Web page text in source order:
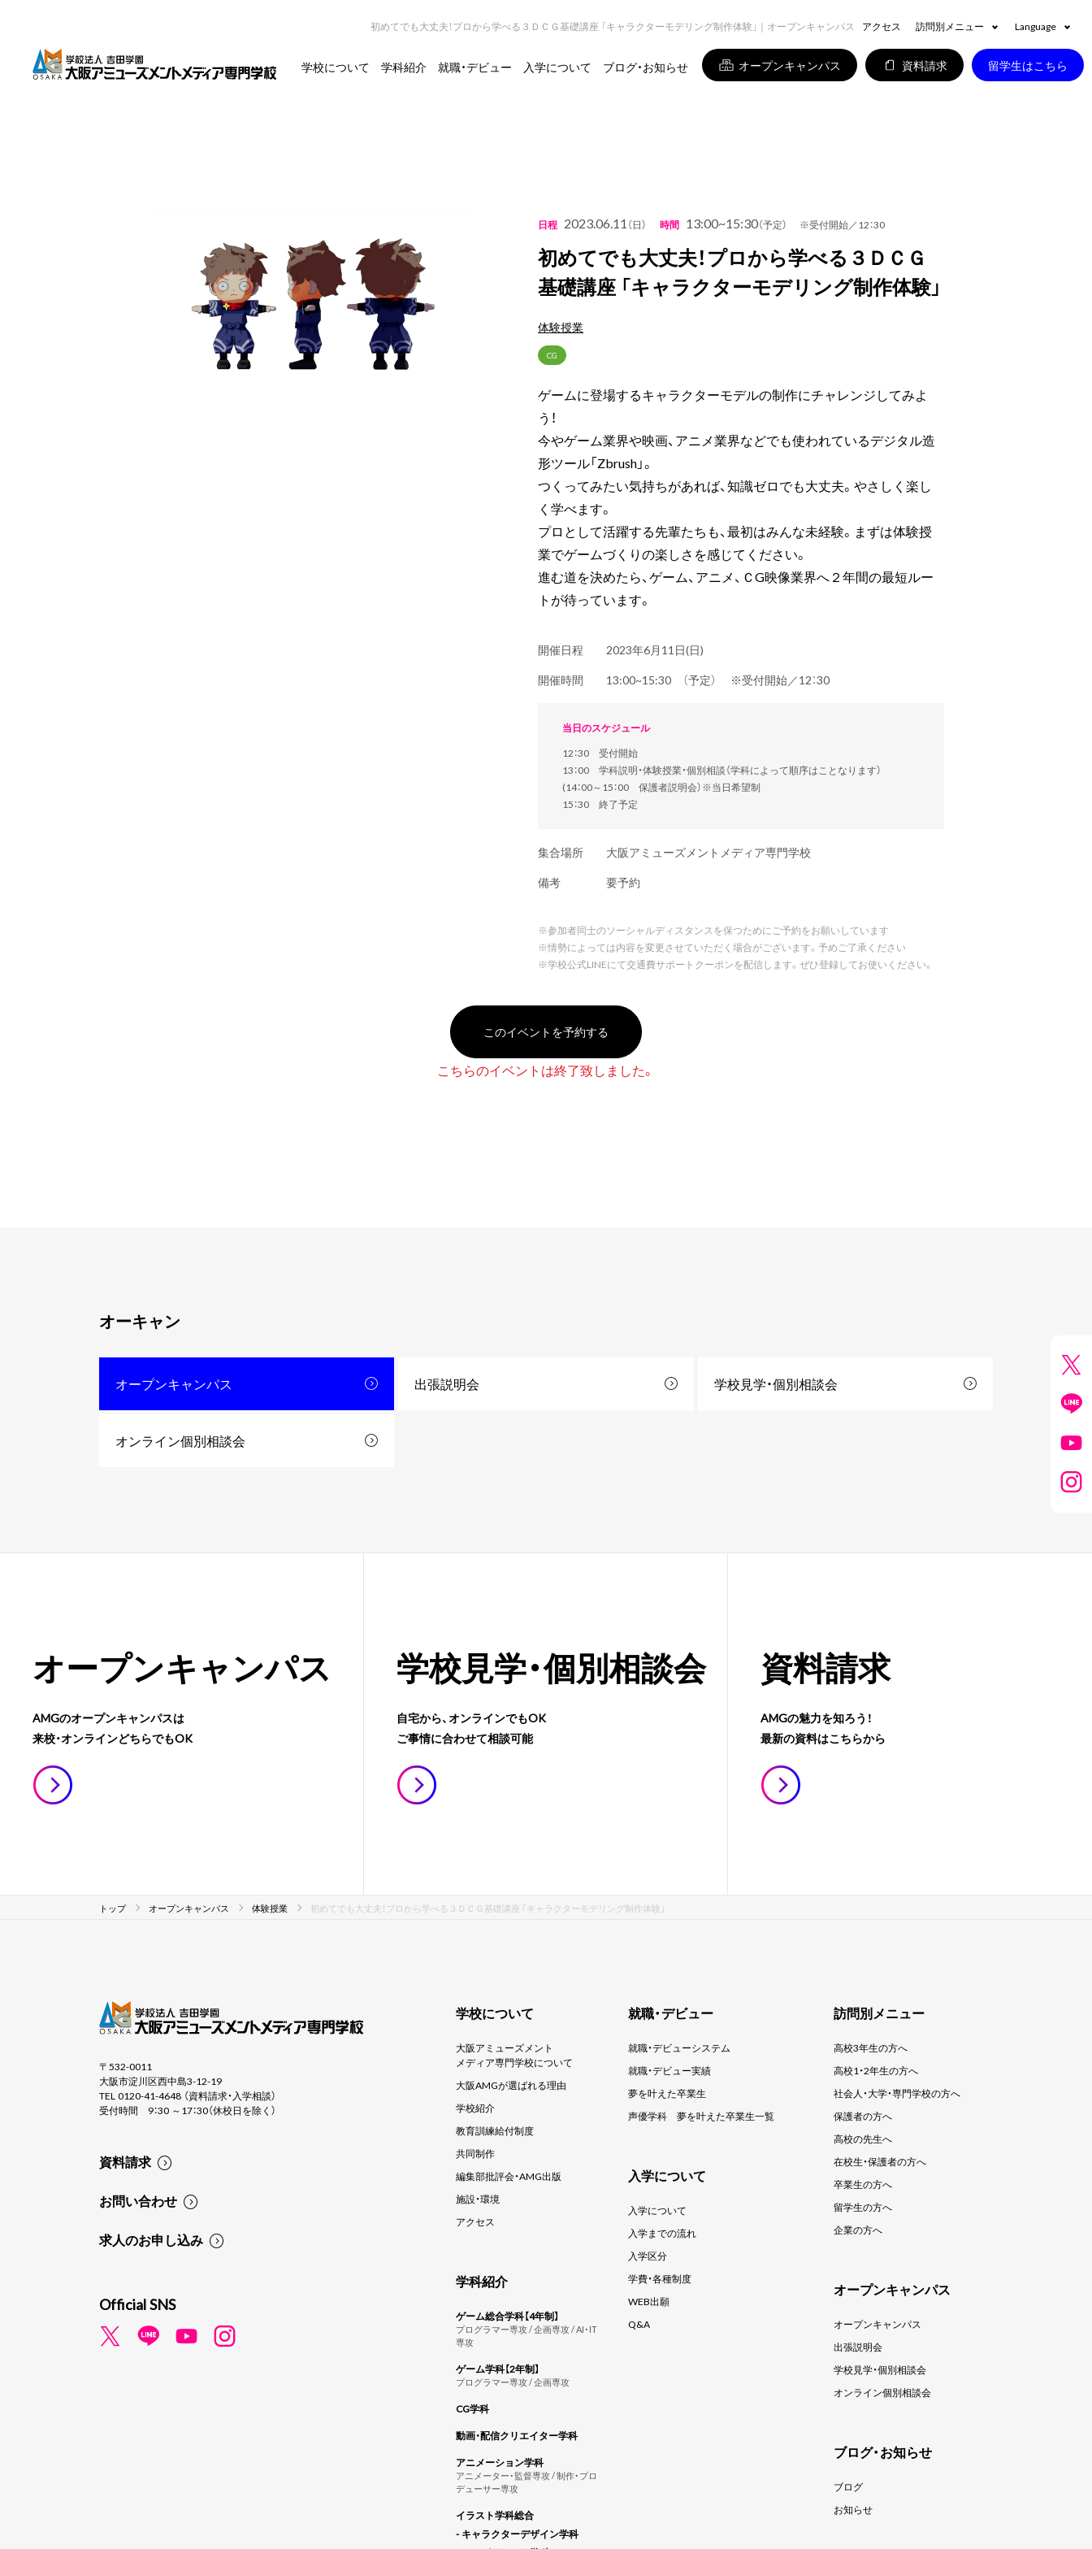
アクセス 訪問別メニュー Language
学校について 学科紹介 就職・デビュー 入学について ブログ・お知らせ オープンキャンパス 資料請求 留学生はこちら
初めてでも大丈夫！プロから学べる３ＤＣＧ基礎講座 「キャラクターモデリング制作体験」｜オープンキャンパス
日程 2023.06.11（日） 時間 13:00~15:30（予定） ※受付開始／12：30
初めてでも大丈夫！プロから学べる３ＤＣＧ
基礎講座 「キャラクターモデリング制作体験」
体験授業
CG
ゲームに登場するキャラクターモデルの制作にチャレンジしてみよ
う！
今やゲーム業界や映画、アニメ業界などでも使われているデジタル造
形ツール「Zbrush」。
つくってみたい気持ちがあれば、知識ゼロでも大丈夫。やさしく楽し
く学べます。
プロとして活躍する先輩たちも、最初はみんな未経験。まずは体験授
業でゲームづくりの楽しさを感じてください。
進む道を決めたら、ゲーム、アニメ、ＣG映像業界へ２年間の最短ルー
トが待っています。
開催日程
2023年6月11日(日)
開催時間
13:00~15:30 （予定） ※受付開始／12：30
当日のスケジュール
12：30 受付開始
13：00 学科説明・体験授業・個別相談（学科によって順序はことなります）
(14：00～15：00 保護者説明会）※当日希望制
15：30 終了予定
集合場所
大阪アミューズメントメディア専門学校
備考
要予約
※参加者同士のソーシャルディスタンスを保つためにご予約をお願いしています
※情勢によっては内容を変更させていただく場合がございます。予めご了承ください
※学校公式LINEにて交通費サポートクーポンを配信します。ぜひ登録してお使いください。
このイベントを予約する
こちらのイベントは終了致しました。
オーキャン
オープンキャンパス 出張説明会 学校見学・個別相談会
オンライン個別相談会
オープンキャンパス
AMGのオープンキャンパスは
来校・オンラインどちらでもOK
学校見学・個別相談会
自宅から、オンラインでもOK
ご事情に合わせて相談可能
資料請求
AMGの魅力を知ろう！
最新の資料はこちらから
トップ オープンキャンパス 体験授業 初めてでも大丈夫！プロから学べる３ＤＣＧ基礎講座 「キャラクターモデリング制作体験」
学校について
大阪アミューズメント
メディア専門学校について
大阪AMGが選ばれる理由
学校紹介
教育訓練給付制度
共同制作
編集部批評会・AMG出版
施設・環境
アクセス
学科紹介
ゲーム総合学科【4年制】
プログラマー専攻 / 企画専攻 / AI・IT
専攻
ゲーム学科【2年制】
プログラマー専攻 / 企画専攻
CG学科
動画・配信クリエイター学科
アニメーション学科
アニメーター・監督専攻 / 制作・プロ
デューサー専攻
イラスト学科総合
- キャラクターデザイン学科
就職・デビュー
就職・デビューシステム
就職・デビュー実績
夢を叶えた卒業生
声優学科 夢を叶えた卒業生一覧
入学について
入学について
入学までの流れ
入学区分
学費・各種制度
WEB出願
Q&A
訪問別メニュー
高校3年生の方へ
高校1・2年生の方へ
社会人・大学・専門学校の方へ
保護者の方へ
高校の先生へ
在校生・保護者の方へ
卒業生の方へ
留学生の方へ
企業の方へ
オープンキャンパス
オープンキャンパス
出張説明会
学校見学・個別相談会
オンライン個別相談会
ブログ・お知らせ
ブログ
お知らせ
〒532-0011
大阪市淀川区西中島3-12-19
TEL 0120-41-4648 （資料請求・入学相談）
受付時間 9：30 ～17：30（休校日を除く）
資料請求
お問い合わせ
求人のお申し込み
Official SNS